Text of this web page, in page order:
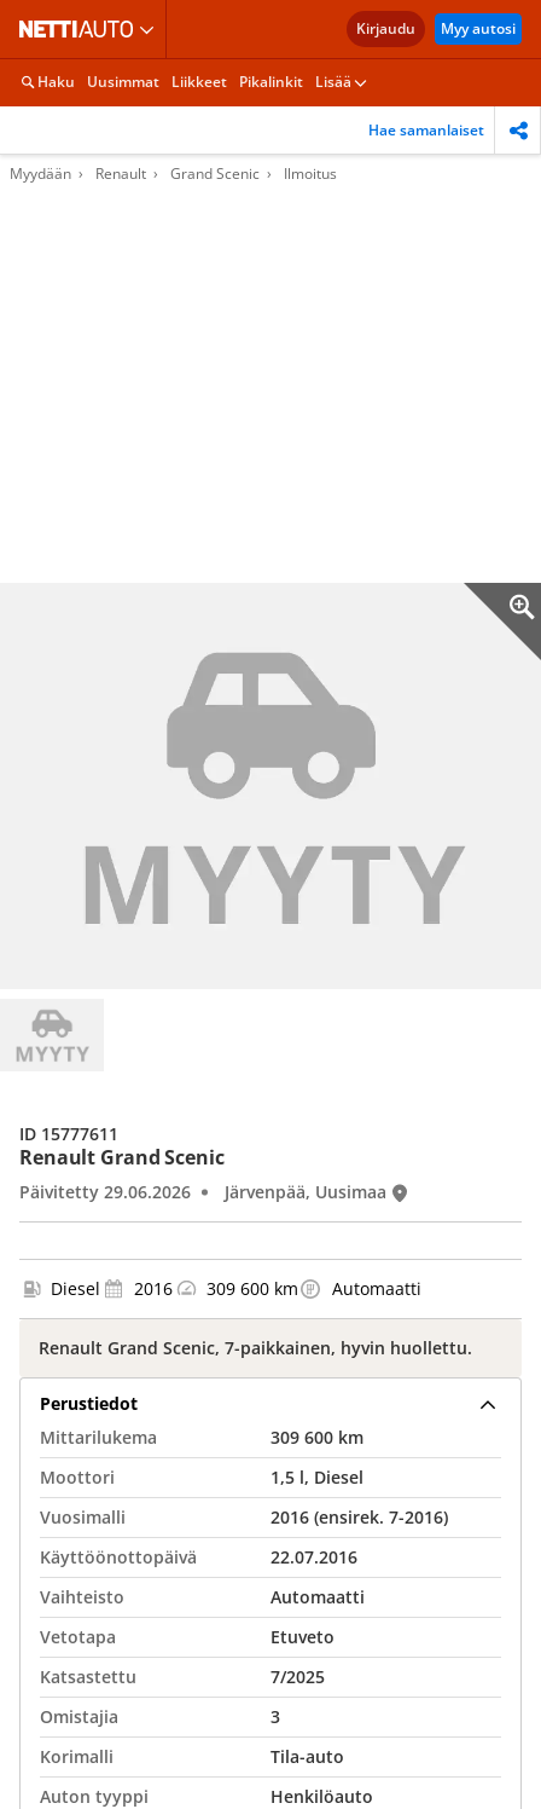
Kirjaudu Myy autosi
Haku Uusimmat Liikkeet Pikalinkit Lisää
Hae samanlaiset
Myydään Renault Grand Scenic Ilmoitus
Renault Grand Scenic
Päivitetty 29.06.2026 Järvenpää, Uusimaa
ID 15777611
Diesel 2016 309 600 km Automaatti
Renault Grand Scenic, 7-paikkainen, hyvin huollettu.
Perustiedot
Mittarilukema
309 600 km
Moottori
1,5 l, Diesel
Vuosimalli
2016 (ensirek. 7-2016)
Käyttöönottopäivä
22.07.2016
Vaihteisto
Automaatti
Vetotapa
Etuveto
Katsastettu
7/2025
Omistajia
3
Korimalli
Tila-auto
Auton tyyppi
Henkilöauto